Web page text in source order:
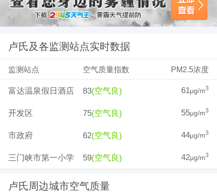
卢氏及各监测站点实时数据
监测站点 空气质量指数 PM2.5浓度
富达温泉假日酒店 83(空气良) 61μg/m3
开发区 75(空气良) 55μg/m3
市政府 62(空气良) 44μg/m3
三门峡市第一小学 59(空气良) 42μg/m3
卢氏周边城市空气质量